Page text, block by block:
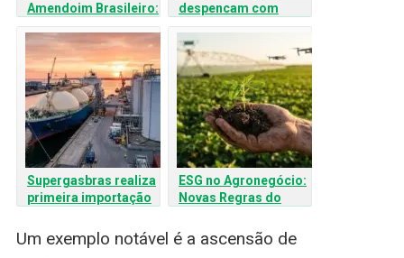
Amendoim Brasileiro:
Por que Produtores
Argentinos estão no
Interior de SP
despencam com
colheita avançada no
Brasil
Supergasbras realiza
primeira importação
renovável no Brasil:
Um marco para a
ESG no Agronegócio:
Novas Regras do
Entram em Vigor em
Maio
Um exemplo notável é a ascensão de